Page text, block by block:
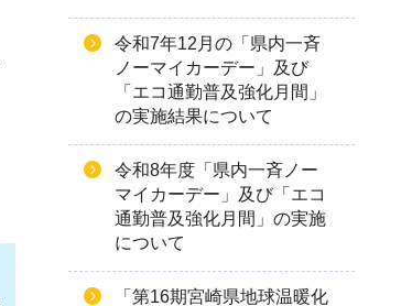
令和7年12月の「県内一斉
ノーマイカーデー」及び
「エコ通勤普及強化月間」
の実施結果について
令和8年度「県内一斉ノー
マイカーデー」及び「エコ
通勤普及強化月間」の実施
について
「第16期宮崎県地球温暖化